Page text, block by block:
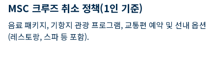
MSC 크루즈 취소 정책(1인 기준)
음료 패키지, 기항지 관광 프로그램, 교통편 예약 및 선내 옵션
(레스토랑, 스파 등 포함).